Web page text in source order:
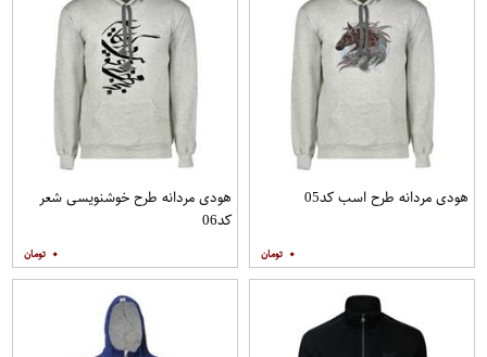
هودی مردانه طرح اسب کد05
۰
هودی مردانه طرح خوشنویسی شعر
کد06
۰